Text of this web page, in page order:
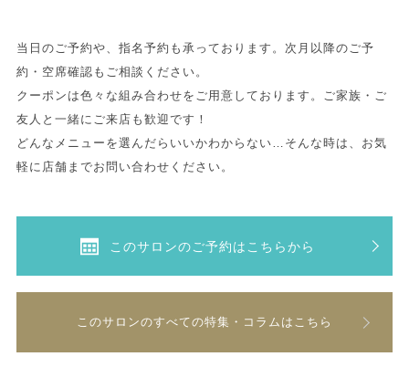
当日のご予約や、指名予約も承っております。次月以降のご予
約・空席確認もご相談ください。
クーポンは色々な組み合わせをご用意しております。ご家族・ご
友人と一緒にご来店も歓迎です！
どんなメニューを選んだらいいかわからない…そんな時は、お気
軽に店舗までお問い合わせください。
このサロンのご予約はこちらから
このサロンのすべての特集・コラムはこちら